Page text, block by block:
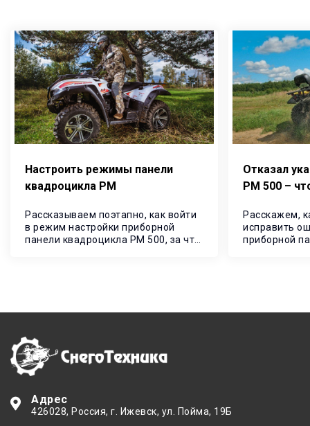
Настроить режимы панели
квадроцикла РМ
Рассказываем поэтапно, как войти
в режим настройки приборной
панели квадроцикла РМ 500, за что
Отказал
РМ 500 –
Расскажем,
исправить
приборной
Адрес
426028, Россия, г. Ижевск, ул. Пойма, 19Б